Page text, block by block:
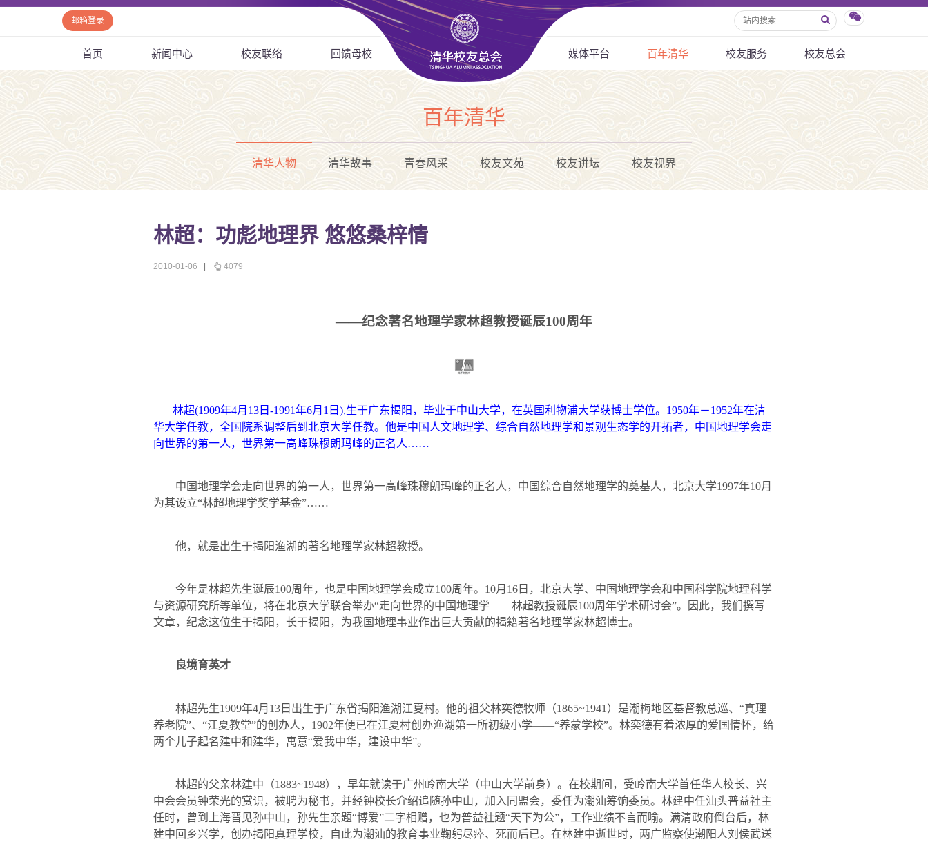
邮箱登录
首页 新闻中心 校友联络 回馈母校 媒体平台 百年清华 校友服务 校友总会
百年清华
清华人物 清华故事 青春风采 校友文苑 校友讲坛 校友视界
林超：功彪地理界 悠悠桑梓情
2010-01-06 4079
——纪念著名地理学家林超教授诞辰100周年
林超(1909年4月 13 日 -1991年6月 1 日 ),生于广东揭阳，毕业于中山大学，在英国利物浦大学获博士学位。 1950年－1952年在清
华大学任教，全国院系调整后到北京大学任教。他是中国人文地理学、综合自然地理学和景观生态学的开拓者，中国地理学会走
向世界的第一人，世界第一高峰珠穆朗玛峰的正名人……
中国地理学会走向世界的第一人，世界第一高峰珠穆朗玛峰的正名人，中国综合自然地理学的奠基人，北京大学1997年10月
为其设立“林超地理学奖学基金”……
他，就是出生于揭阳渔湖的著名地理学家林超教授。
今年是林超先生诞辰100周年，也是中国地理学会成立100周年。 10月 16 日，北京大学、中国地理学会和中国科学院地理科学
与资源研究所等单位，将在北京大学联合举办“走向世界的中国地理学——林超教授诞辰100周年学术研讨会”。因此，我们撰写
文章，纪念这位生于揭阳，长于揭阳，为我国地理事业作出巨大贡献的揭籍著名地理学家林超博士。
良境育英才
林超先生1909年4月 13 日出生于广东省揭阳渔湖江夏村。他的祖父林奕德牧师（1865~1941 ）是潮梅地区基督教总巡、“真理
养老院”、“江夏教堂”的创办人， 1902年便已在江夏村创办渔湖第一所初级小学——“养蒙学校”。林奕德有着浓厚的爱国情怀，给
两个儿子起名建中和建华，寓意“爱我中华，建设中华”。
林超的父亲林建中（1883~1948），早年就读于广州岭南大学（中山大学前身）。在校期间，受岭南大学首任华人校长、兴
中会会员钟荣光的赏识，被聘为秘书，并经钟校长介绍追随孙中山，加入同盟会，委任为潮汕筹饷委员。林建中任汕头普益社主
任时，曾到上海晋见孙中山，孙先生亲题“博爱”二字相赠，也为普益社题“天下为公”，工作业绩不言而喻。满清政府倒台后，林
建中回乡兴学，创办揭阳真理学校，自此为潮汕的教育事业鞠躬尽瘁、死而后已。在林建中逝世时，两广监察使潮阳人刘侯武送